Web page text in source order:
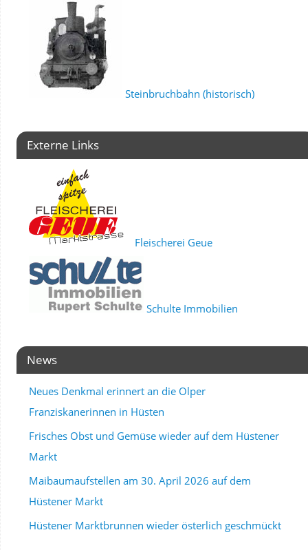
Steinbruchbahn (historisch)
Externe Links
Fleischerei Geue
Schulte Immobilien
News
Neues Denkmal erinnert an die Olper
Franziskanerinnen in Hüsten
Frisches Obst und Gemüse wieder auf dem Hüstener
Markt
Maibaumaufstellen am 30. April 2026 auf dem
Hüstener Markt
Hüstener Marktbrunnen wieder österlich geschmückt